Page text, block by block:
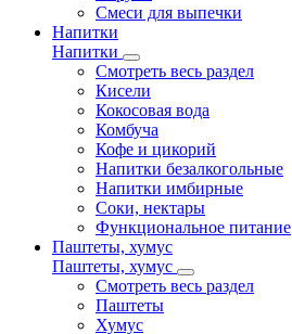
Смеси для выпечки
Напитки
Напитки
Смотреть весь раздел
Кисели
Кокосовая вода
Комбуча
Кофе и цикорий
Напитки безалкогольные
Напитки имбирные
Соки, нектары
Функциональное питание
Паштеты, хумус
Паштеты, хумус
Смотреть весь раздел
Паштеты
Хумус